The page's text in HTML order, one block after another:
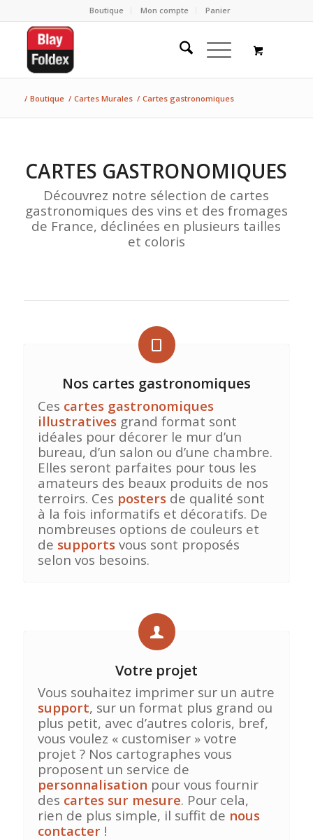
Boutique Mon compte Panier
/ Boutique / Cartes Murales / Cartes gastronomiques
CARTES GASTRONOMIQUES
Découvrez notre sélection de cartes
gastronomiques des vins et des fromages
de France, déclinées en plusieurs tailles
et coloris
Nos cartes gastronomiques
Ces cartes gastronomiques
illustrativesgrand format sont
idéales pour décorer le mur d’un
bureau, d’un salon ou d’une chambre.
Elles seront parfaites pour tous les
amateurs des beaux produits de nos
terroirs. Ces postersde qualité sont
à la fois informatifs et décoratifs. De
nombreuses options de couleurs et
de supports vous sont proposés
selon vos besoins.
Votre projet
Vous souhaitez imprimer sur un autre
support, sur un format plus grand ou
plus petit, avec d’autres coloris, bref,
vous voulez « customiser » votre
projet ? Nos cartographes vous
proposent un service de
personnalisation pour vous fournir
des cartes sur mesure. Pour cela,
rien de plus simple, il suffit de nous
contacter !